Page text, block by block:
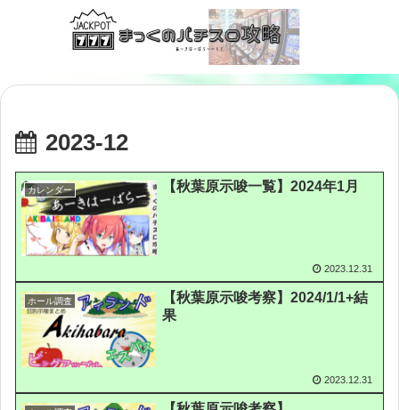
2023-12
カレンダー 【秋葉原示唆一覧】2024年1月
2023.12.31
ホール調査
【秋葉原示唆考察】2024/1/1+結
果
2023.12.31